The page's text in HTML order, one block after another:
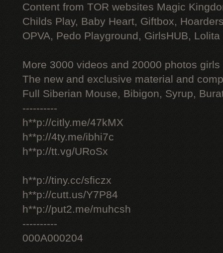
Content from TOR websites Magic
Childs Play, Baby Heart, Giftbox,
OPVA, Pedo Playground, GirlsHUB, Lolita
More 3000 videos and 20000 photos
The new and exclusive material and
Full Siberian Mouse, Bibigon, Syrup,
----------
h**p://citly.me/47kMX
h**p://4ty.me/ibhi7c
h**p://tt.vg/URoSx
h**p://tiny.cc/sficzx
h**p://cutt.us/Y7P84
h**p://put2.me/muhcsh
----------
000A000204